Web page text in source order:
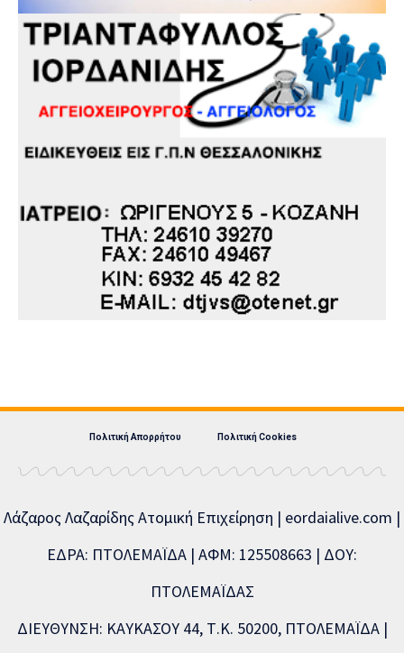
Πολιτική Απορρήτου Πολιτική Cookies
Λάζαρος Λαζαρίδης Ατομική Επιχείρηση | eordaialive.com |
ΕΔΡΑ: ΠΤΟΛΕΜΑΪΔΑ | ΑΦΜ: 125508663 | ΔΟΥ:
ΠΤΟΛΕΜΑΪΔΑΣ
ΔΙΕΥΘΥΝΣΗ: ΚΑΥΚΑΣΟΥ 44, Τ.Κ. 50200, ΠΤΟΛΕΜΑΪΔΑ |